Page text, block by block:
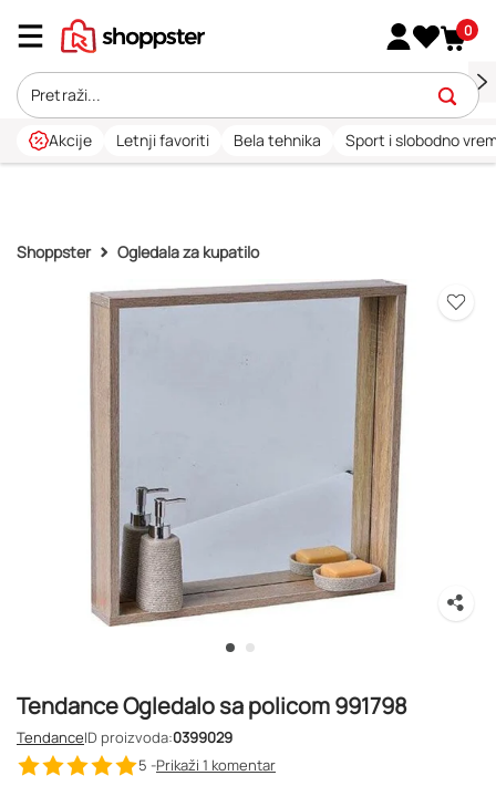
0
Akcije Letnji favoriti Bela tehnika Sport i slobodno
Shoppster Ogledala za kupatilo
Tendance Ogledalo sa policom 991798
TendanceID proizvoda:0399029
5 -Prikaži 1 komentar